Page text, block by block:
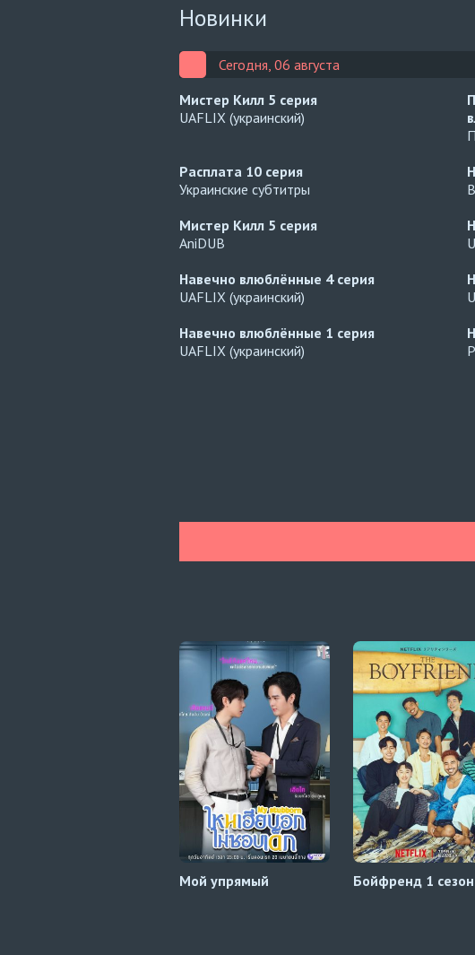
Новинки
Сегодня, 06 августа
Мистер Килл 5 серия
UAFLIX (украинский)
Расплата 10 серия
Украинские субтитры
Мистер Килл 5 серия
AniDUB
Навечно влюблённые 4 серия
UAFLIX (украинский)
Навечно влюблённые 1 серия
UAFLIX (украинский)
Мой упрямый Бойфренд 1 сезон